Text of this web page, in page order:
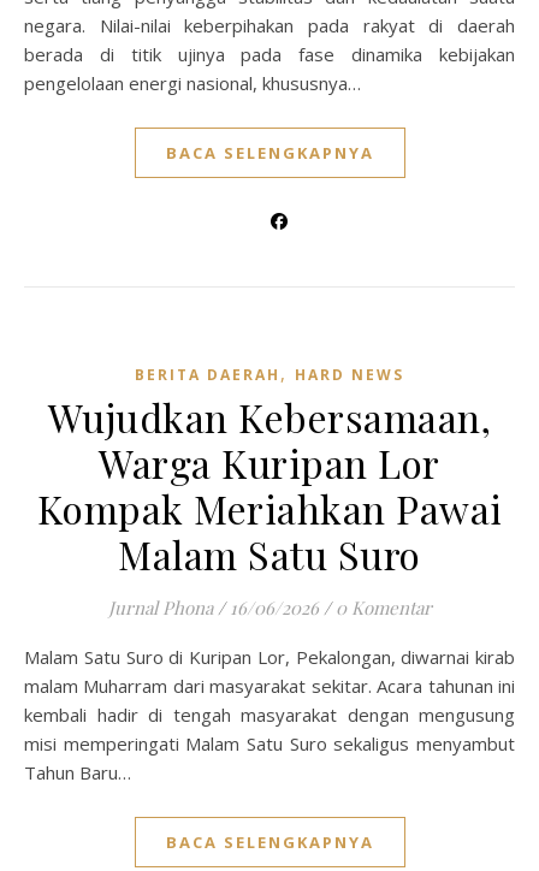
negara. Nilai-nilai keberpihakan pada rakyat di daerah
berada di titik ujinya pada fase dinamika kebijakan
pengelolaan energi nasional, khususnya…
BACA SELENGKAPNYA
BERITA DAERAH , HARD NEWS
Wujudkan Kebersamaan,
Warga Kuripan Lor
Kompak Meriahkan Pawai
Malam Satu Suro
Jurnal Phona / 16/06/2026 / 0 Komentar
Malam Satu Suro di Kuripan Lor, Pekalongan, diwarnai kirab
malam Muharram dari masyarakat sekitar. Acara tahunan ini
kembali hadir di tengah masyarakat dengan mengusung
misi memperingati Malam Satu Suro sekaligus menyambut
Tahun Baru…
BACA SELENGKAPNYA